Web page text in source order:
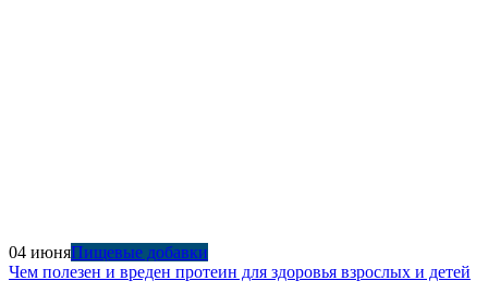
04 июняПищевые добавки
Чем полезен и вреден протеин для здоровья взрослых и детей